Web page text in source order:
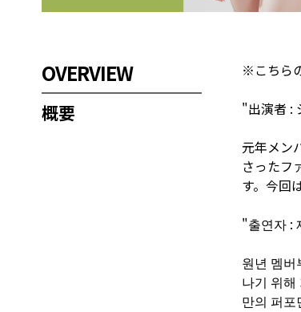
OVERVIEW
概要
※こちら
"出演者 :
元年メン
さったフ
す。今回
"출연자 :
원년 멤
나기 위
만의 퍼포